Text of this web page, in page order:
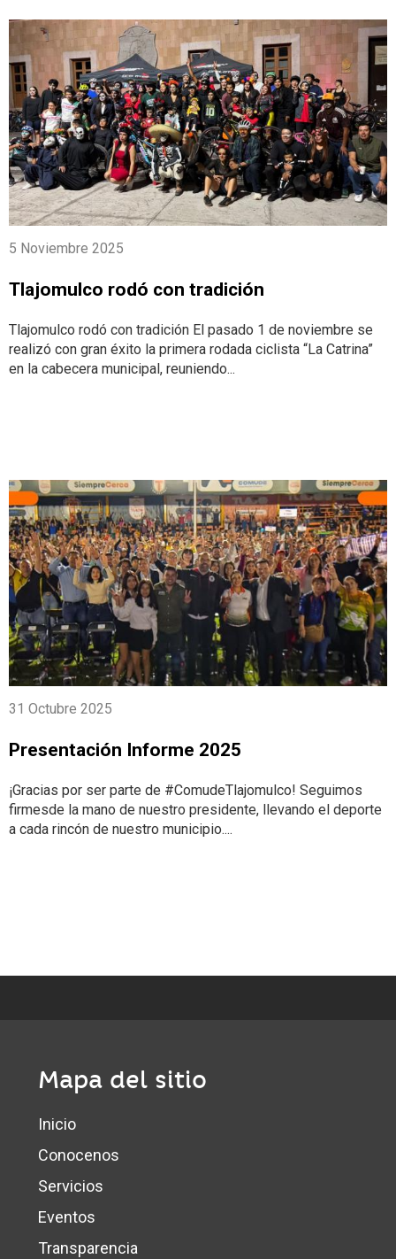
5 Noviembre 2025
Tlajomulco rodó con tradición
Tlajomulco rodó con tradición El pasado 1 de noviembre se
realizó con gran éxito la primera rodada ciclista “La Catrina”
en la cabecera municipal, reuniendo...
31 Octubre 2025
Presentación Informe 2025
¡Gracias por ser parte de #ComudeTlajomulco! Seguimos
firmesde la mano de nuestro presidente, llevando el deporte
a cada rincón de nuestro municipio....
Mapa del sitio
Inicio
Conocenos
Servicios
Eventos
Transparencia